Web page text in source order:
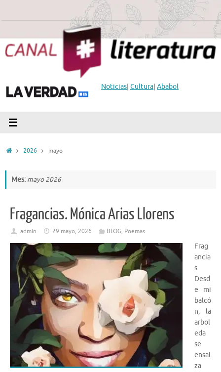
Noticias| Cultura| Ababol
Inicio2026 mayo
Mes: mayo 2026
Fragancias. Mónica Arias Llorens
admin 29 mayo, 2026 BLOG, Poemas
Frag
ancia
s
Desd
e mi
balcó
n, la
arbol
eda
se
ensal
za